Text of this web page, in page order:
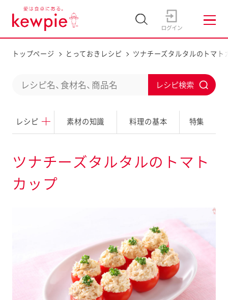
トップページ とっておきレシピ ツナチーズタルタルのトマト
レシピ 素材の知識 料理の基本 特集
d
c
t
b
t
ツナチーズタルタルのトマト
カップ